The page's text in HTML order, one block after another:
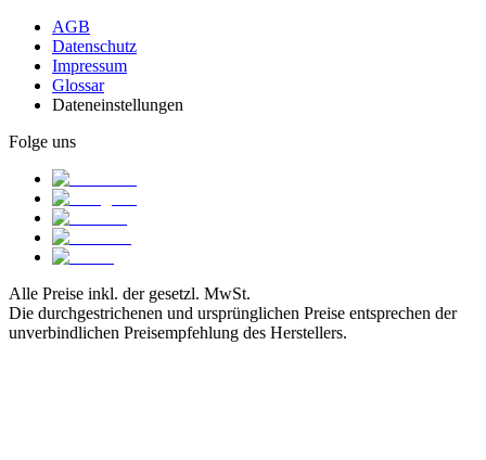
AGB
Datenschutz
Impressum
Glossar
Dateneinstellungen
Folge uns
Alle Preise inkl. der gesetzl. MwSt.
Die durchgestrichenen und ursprünglichen Preise entsprechen der
unverbindlichen Preisempfehlung des Herstellers.